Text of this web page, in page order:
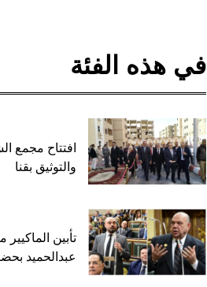
في هذه الفئة
افتتاح مجمع
والتوثيق بقنا
تأبين الماكيير
عبدالحميد